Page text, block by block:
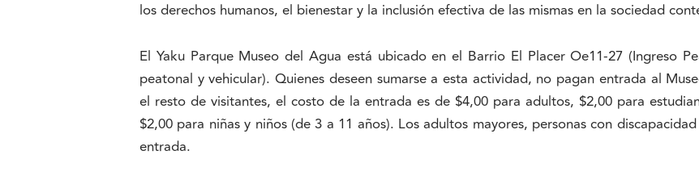
los derechos humanos, el bienestar y la inclusión efectiva de las mismas en la sociedad
El Yaku Parque Museo del Agua está ubicado en el Barrio El Placer Oe11-27 (Ingreso
peatonal y vehicular). Quienes deseen sumarse a esta actividad, no pagan entrada al
el resto de visitantes, el costo de la entrada es de $4,00 para adultos, $2,00 para
$2,00 para niñas y niños (de 3 a 11 años). Los adultos mayores, personas con
entrada.